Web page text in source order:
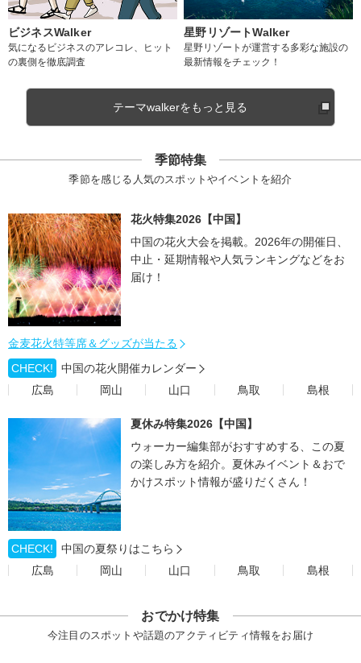
ビジネスWalker
気になるビジネスのアレコレ、ヒット
の裏側を徹底調査
星野リゾートWalker
星野リゾートが運営する多彩な施設の
最新情報をチェック！
テーマwalkerをもっと見る
季節特集
季節を感じる人気のスポットやイベントを紹介
花火特集2026【中国】
中国の花火大会を掲載。2026年の開催日、
中止・延期情報や人気ランキングなどをお
届け！
金麦花火特等席＆グッズが当たる
CHECK!
中国の花火開催カレンダー
広島
岡山 山口 鳥取 島根
夏休み特集2026【中国】
ウォーカー編集部がおすすめする、この夏
の楽しみ方を紹介。夏休みイベント＆おで
かけスポット情報が盛りだくさん！
CHECK!
中国の夏祭りはこちら
広島
岡山 山口 鳥取 島根
おでかけ特集
今注目のスポットや話題のアクティビティ情報をお届け